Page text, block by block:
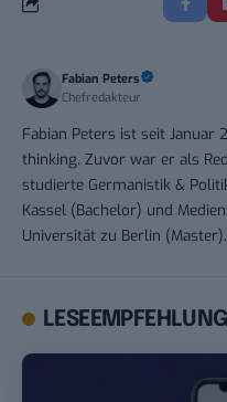
Fabian Peters
Chefredakteur
Fabian Peters ist seit Januar
thinking. Zuvor war er als
studierte Germanistik &
Kassel (Bachelor) und
Universität zu Berlin (Master).